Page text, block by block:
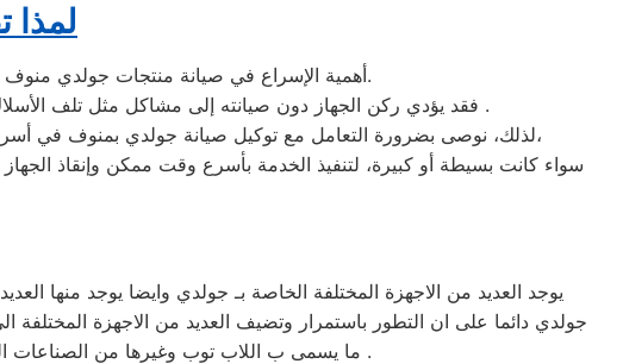
لمذا
أهمية الإسراع في صيانة منتجات جولدي منوف ، حتى يتم تجنب الكثير من المشاكل التي قد تحدث بسبب عدم صيانة الجهاز بشكل دوري وصحيح.
فقد يؤدي ركن الجهاز دون صيانته إلى مشاكل مثل تلف منوف .
لذلك، نوصى بضرورة التعامل مع توكيل صيانة جولدي بمنوف في أسرع وقت ممكن لضمان سلامة المستخدم والجهاز. يقوم منوف بإصدار بلاغ صيانة فورية وسريعة في حال حدوث أي خلل،
سواء كانت بسيطة أو كبيرة، لتنفيذ الخدمة بأسرع وقت ممكن وإنقاذ
يوجد العديد من الاجهزة المختلفة الخاصة بـ جولدي وايضا يوجد منها
جولدي دائما على ان التطور باستمرار وتضيف العديد من الاجهزة المختلفة
ما يسمى ب اللاب توب وغيرها من الصناعات المختلفة التي تتواجد وتشهد على نجاح شركة جولدي في العديد من الاجهزة التي تميزت بيها جروب .